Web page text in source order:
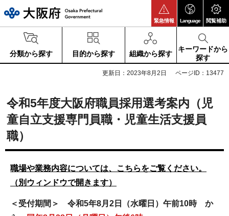
緊急情報 Language 閲覧補助
分類から探す 目的から探す 組織から探す
キーワードから
探す
更新日：2023年8月2日 ページID：13477
令和5年度大阪府職員採用選考案内（児
童自立支援専門員職・児童生活支援員
職）
職場や業務内容については、こちらをご覧ください。
（別ウィンドウで開きます）
＜受付期間＞
令和5年8月2日（水曜日）午前10時 か